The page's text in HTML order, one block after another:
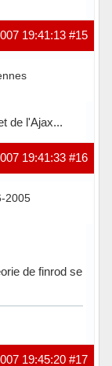
#15
19:41:13
de l'Ajax...
#16
19:41:33
2005
de finrod se
#17
19:45:20